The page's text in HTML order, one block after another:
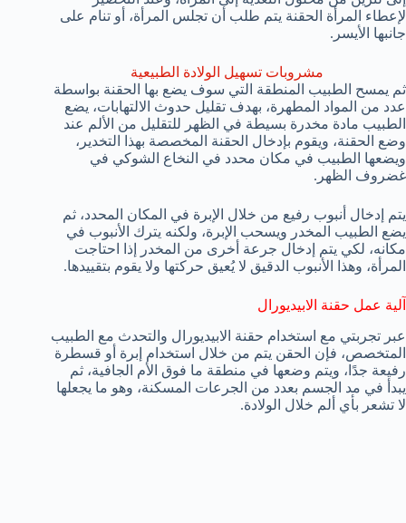
لإعطاء المرأة الحقنة يتم طلب أن تجلس المرأة، أو تنام على
جانبها الأيسر.
مشروبات تسهيل الولادة الطبيعية
ثم يمسح الطبيب المنطقة التي سوف يضع بها الحقنة بواسطة
عدد من المواد المطهرة، بهدف تقليل حدوث الالتهابات، يضع
الطبيب مادة مخدرة بسيطة في الظهر للتقليل من الألم عند
وضع الحقنة، ويقوم بإدخال الحقنة المخصصة بهذا التخدير،
ويضعها الطبيب في مكان محدد في النخاع الشوكي في
غضروف الظهر.
يتم إدخال أنبوب رفيع من خلال الإبرة في المكان المحدد، ثم
يضع الطبيب المخدر ويسحب الإبرة، ولكنه يترك الأنبوب في
مكانه، لكي يتم إدخال جرعة أخرى من المخدر إذا احتاجت
المرأة، وهذا الأنبوب الدقيق لا يُعيق حركتها ولا يقوم بتقييدها.
آلية عمل حقنة الابيديورال
عبر تجربتي مع استخدام حقنة الابيديورال والتحدث مع الطبيب
المتخصص، فإن الحقن يتم من خلال استخدام إبرة أو قسطرة
رفيعة جدًا، ويتم وضعها في منطقة ما فوق الأم الجافية، ثم
يبدأ في مد الجسم بعدد من الجرعات المسكنة، وهو ما يجعلها
لا تشعر بأي ألم خلال الولادة.